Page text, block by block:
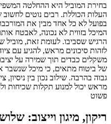
בחירת המוביל היא ההחלטה
העלות הכוללת. רבים נוטים לחשוב
בפועל לא כל אחד מבין את
המיכל בזווית לא נכונה, לאבטח
הרגיש שסביבו. לעומת זאת, מוביל
לזהות סיכונים מראש, להגיע עם
משקלים כבדים תוך שמירה על
של ביטוח מתאים, כי מיכל שנשבר
גבוה בהרבה. שילוב נכון בין ניסיון,
מראש יכול למנוע תקלות שכיחות
פשוט
ריקון, מיגון וייצוב: